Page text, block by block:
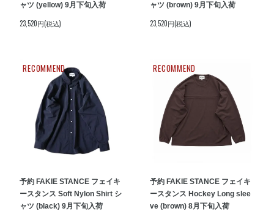
ャツ (yellow) 9月下旬入荷
23,520円(税込)
ャツ (brown) 9月下旬入荷
23,520円(税込)
RECOMMEND
予約 FAKIE STANCE フェイキ
ースタンス Soft Nylon Shirt シ
ャツ (black) 9月下旬入荷
RECOMMEND
予約 FAKIE STANCE フェイキ
ースタンス Hockey Long slee
ve (brown) 8月下旬入荷